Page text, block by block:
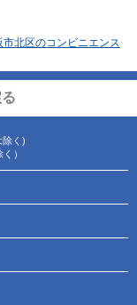
市北区のコンビニエンス
除く)
）